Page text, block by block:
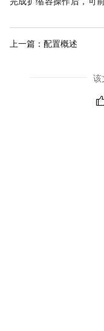
上一篇： 配置概述
该